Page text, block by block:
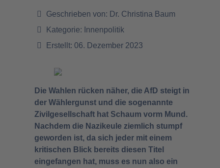
Geschrieben von: Dr. Christina Baum
Kategorie: Innenpolitik
Erstellt: 06. Dezember 2023
Die Wahlen rücken näher, die AfD steigt in
der Wählergunst und die sogenannte
Zivilgesellschaft hat Schaum vorm Mund.
Nachdem die Nazikeule ziemlich stumpf
geworden ist, da sich jeder mit einem
kritischen Blick bereits diesen Titel
eingefangen hat, muss es nun also ein